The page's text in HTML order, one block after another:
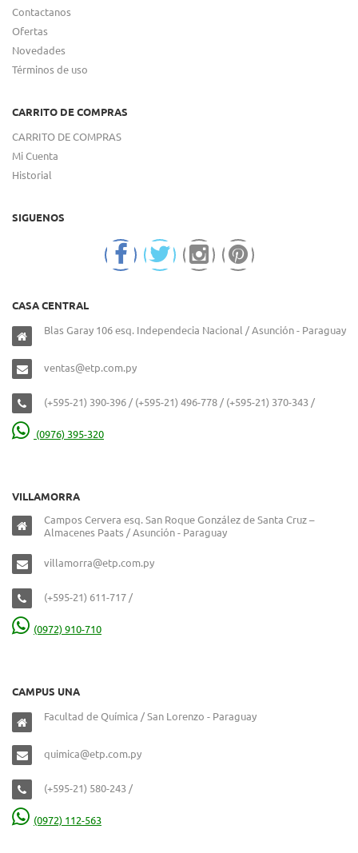
Contactanos
Ofertas
Novedades
Términos de uso
CARRITO DE COMPRAS
CARRITO DE COMPRAS
Mi Cuenta
Historial
SIGUENOS
CASA CENTRAL
Blas Garay 106 esq. Independecia Nacional / Asunción - Paraguay
ventas@etp.com.py
(+595-21) 390-396 / (+595-21) 496-778 / (+595-21) 370-343 /
(0976) 395-320
VILLAMORRA
Campos Cervera esq. San Roque González de Santa Cruz –
Almacenes Paats / Asunción - Paraguay
villamorra@etp.com.py
(+595-21) 611-717 /
(0972) 910-710
CAMPUS UNA
Facultad de Química / San Lorenzo - Paraguay
quimica@etp.com.py
(+595-21) 580-243 /
(0972) 112-563